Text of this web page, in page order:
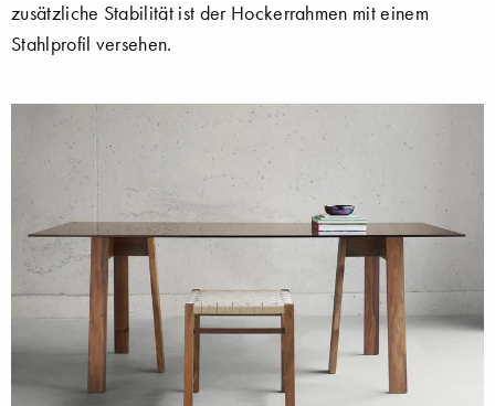
zusätzliche Stabilität ist der Hockerrahmen mit einem
Stahlprofil versehen.